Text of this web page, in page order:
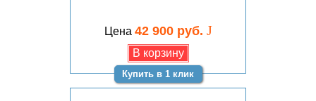
Цена 42 900 руб. J
Купить в 1 клик